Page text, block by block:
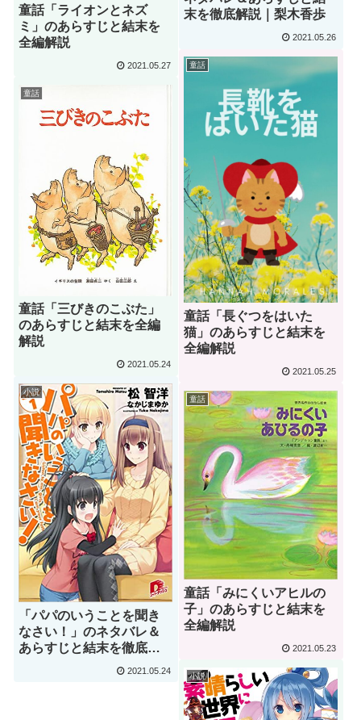
童話「ライオンとネズ
ミ」のあらすじと結末を
全編解説
2021.05.27
末を徹底解説｜梨木香歩
2021.05.26
童話
童話「長ぐつをはいた
猫」のあらすじと結末を
全編解説
2021.05.25
童話
童話「三びきのこぶた」
のあらすじと結末を全編
解説
2021.05.24
小説
「パパのいうことを聞き
なさい！」のネタバレ＆
あらすじと結末を徹底解
2021.05.24
童話
童話「みにくいアヒルの
子」のあらすじと結末を
全編解説
2021.05.23
小説